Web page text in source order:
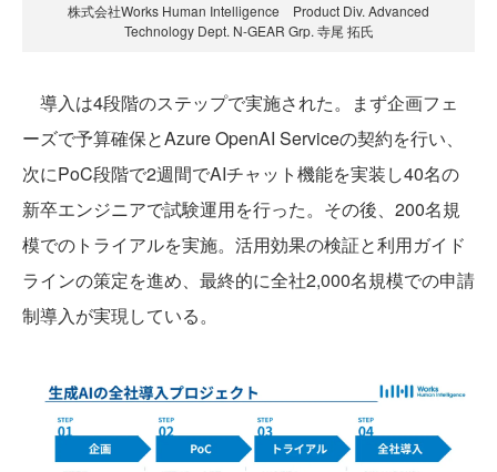
株式会社Works Human Intelligence Product Div. Advanced
Technology Dept. N-GEAR Grp. 寺尾 拓氏
導入は4段階のステップで実施された。まず企画フェ
ーズで予算確保とAzure OpenAI Serviceの契約を行い、
次にPoC段階で2週間でAIチャット機能を実装し40名の
新卒エンジニアで試験運用を行った。その後、200名規
模でのトライアルを実施。活用効果の検証と利用ガイド
ラインの策定を進め、最終的に全社2,000名規模での申請
制導入が実現している。